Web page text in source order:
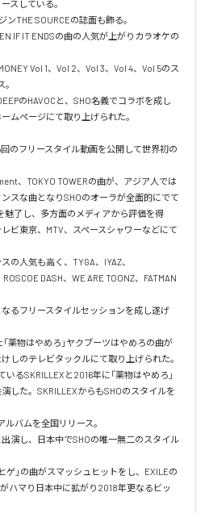
スしている。
THE SOURCEの誌面も飾る。
IF IT ENDSの曲の人気が上がりカラオケの
Vol 1、Vol 2、Vol 3、Vol 4、Vol 5のス
のHAVOCと、SHO名義でコラボを成し
ムページにて取り上げられた。
のフリースタイル動画を公開して世界初の
、TOKYO TOWERの曲が、アジア人では
スな曲となりSHOのオーラが全面的にでて
魅了し、多方面のメディアから評価を得
ビ東京、MTV、スペースシャワーなどにて
の人気も高く、TYGA、IYAZ、
DASH、WE ARE TOONZ、FATMAN
るフリースタイルセッションを成し遂げ
薬物はやめろ」ヤクブーツはやめろの曲が
しのテレビタックルにて取り上げられた。
るSKRILLEXと2016年に「薬物はやめろ」
した。SKRILLEXからもSHOのスタイルを
ルバムを全国リリース。
演し、日本中でSHOの唯一無二のスタイル
ゲ」の曲がスマッシュヒットをし、EXILEの
ハマり日本中に拡がり2018年更なるビッ